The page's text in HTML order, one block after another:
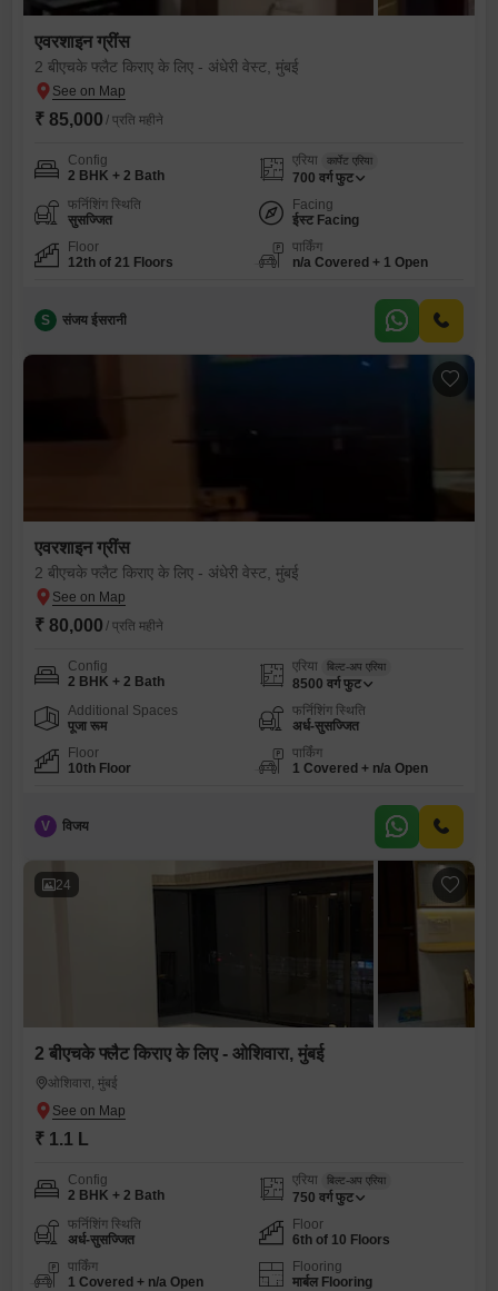
एवरशाइन ग्रींस
2 बीएचके फ्लैट किराए के लिए - अंधेरी वेस्ट, मुंबई
₹ 85,000 / प्रति महीने
Config
2 BHK + 2 Bath
एरिया कार्पेट एरिया
700 वर्ग फुट
फर्निशिंग स्थिति
सुसज्जित
Facing
ईस्ट Facing
Floor
12th of 21 Floors
पार्किंग
n/a Covered + 1 Open
S संजय ईसरानी
एवरशाइन ग्रींस
2 बीएचके फ्लैट किराए के लिए - अंधेरी वेस्ट, मुंबई
₹ 80,000 / प्रति महीने
Config
2 BHK + 2 Bath
एरिया बिल्ट-अप एरिया
8500 वर्ग फुट
Additional Spaces
पूजा रूम
फर्निशिंग स्थिति
अर्ध-सुसज्जित
Floor
10th Floor
पार्किंग
1 Covered + n/a Open
V विजय
24
2 बीएचके फ्लैट किराए के लिए - ओशिवारा, मुंबई
ओशिवारा, मुंबई
₹ 1.1 L
Config
2 BHK + 2 Bath
एरिया बिल्ट-अप एरिया
750 वर्ग फुट
फर्निशिंग स्थिति
अर्ध-सुसज्जित
Floor
6th of 10 Floors
पार्किंग
1 Covered + n/a Open
Flooring
मार्बल Flooring